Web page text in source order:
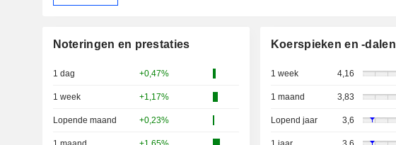
Noteringen en prestaties
1 dag +0,47%
1 week +1,17%
Lopende maand +0,23%
Koerspieken en -dalen
1 week 4,16
1 maand 3,83
Lopend jaar 3,6